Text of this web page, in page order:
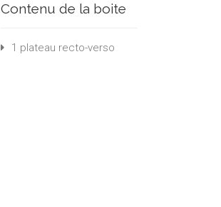
Contenu de la boite
1 plateau recto-verso